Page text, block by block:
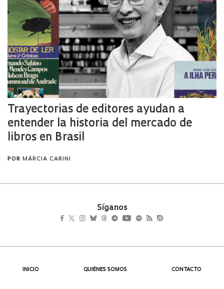
Síganos
INICIO QUIÉNES SOMOS CONTACTO